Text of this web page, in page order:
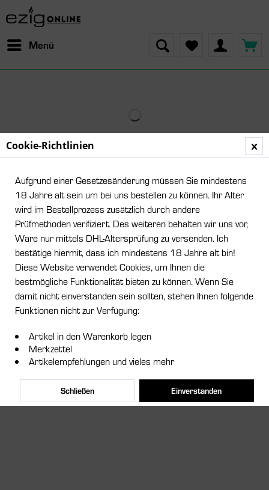
Menü
Cookie-Richtlinien
Aufgrund einer Gesetzesänderung müssen Sie mindestens
18 Jahre alt sein um bei uns bestellen zu können. Ihr Alter
wird im Bestellprozess zusätzlich durch andere
Prüfmethoden verifiziert. Des weiteren behalten wir uns vor,
Ware nur mittels DHL-Altersprüfung zu versenden. Ich
bestätige hiermit, dass ich mindestens 18 Jahre alt bin!
Diese Website verwendet Cookies, um Ihnen die
bestmögliche Funktionalität bieten zu können. Wenn Sie
damit nicht einverstanden sein sollten, stehen Ihnen folgende
Funktionen nicht zur Verfügung:
Artikel in den Warenkorb legen
Merkzettel
Artikelempfehlungen und vieles mehr
Einverstanden
Schließen